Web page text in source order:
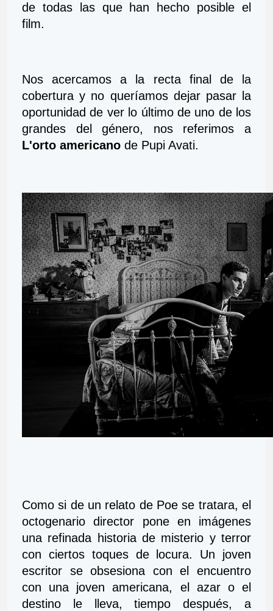
de todas las que han hecho posible el
film.
Nos acercamos a la recta final de la
cobertura y no queríamos dejar pasar la
oportunidad de ver lo último de uno de los
L'orto americano de Pupi Avati.
Como si de un relato de Poe se tratara, el
octogenario director pone en imágenes
una refinada historia de misterio y terror
con ciertos toques de locura. Un joven
escritor se obsesiona con el encuentro
con una joven americana, el azar o el
destino le lleva, tiempo después, a